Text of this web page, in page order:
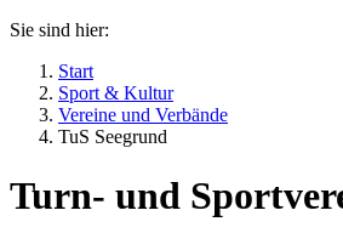
Sie sind hier:
Start
Sport & Kultur
Vereine und Verbände
TuS Seegrund
Turn- und